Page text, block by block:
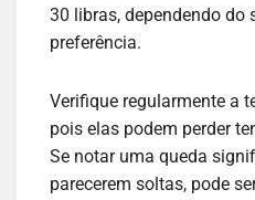
30 libras, dependendo do
preferência.
Verifique regularmente a
pois elas podem perder
Se notar uma queda
parecerem soltas, pode